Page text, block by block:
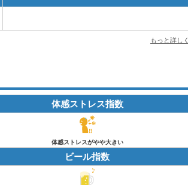
もっと詳しく
体感ストレス指数
体感ストレスがやや大きい
ビール指数